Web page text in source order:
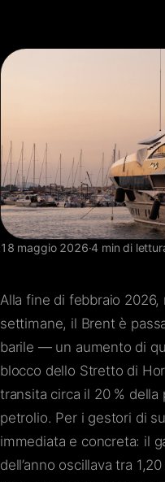
Contatti
18 maggio 2026·4 min di
Alla fine di febbraio
settimane, il Brent è
barile — un aumento di
blocco dello Stretto di
transita circa il 20 %
petrolio. Per i gestori di
immediata e concreta: il
dell’anno oscillava tra